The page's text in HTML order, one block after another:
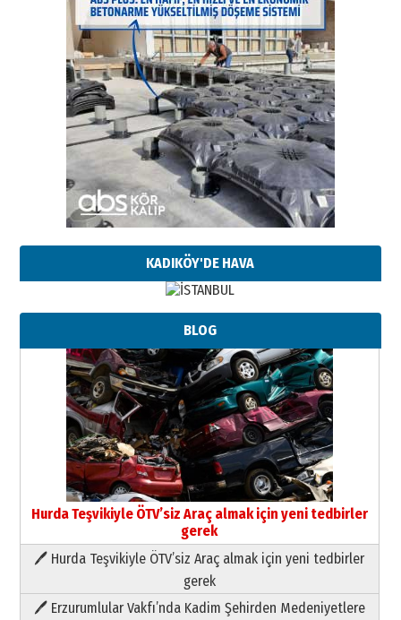
KADIKÖY'DE HAVA
BLOG
Hurda Teşvikiyle ÖTV’siz Araç almak için yeni tedbirler
gerek
🖊 Hurda Teşvikiyle ÖTV’siz Araç almak için yeni tedbirler
gerek
🖊 Erzurumlular Vakfı’nda Kadim Şehirden Medeniyetlere
Paranın Aile Kültüründeki Yeri
03 Ağustos 2026 Pazartesi